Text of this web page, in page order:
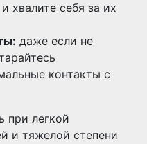
хвалите себя за их
даже если не
контакты с
при легкой
и тяжелой степени